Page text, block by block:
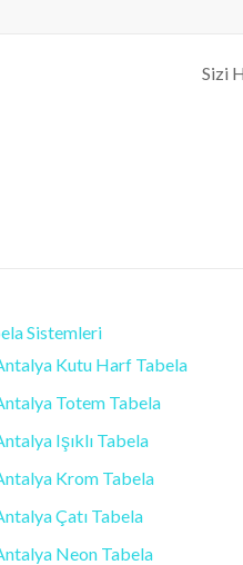
Antalya Sizi
Sistemleri
Kutu Harf Tabela
Totem Tabela
Işıklı Tabela
Krom Tabela
Çatı Tabela
Neon Tabela